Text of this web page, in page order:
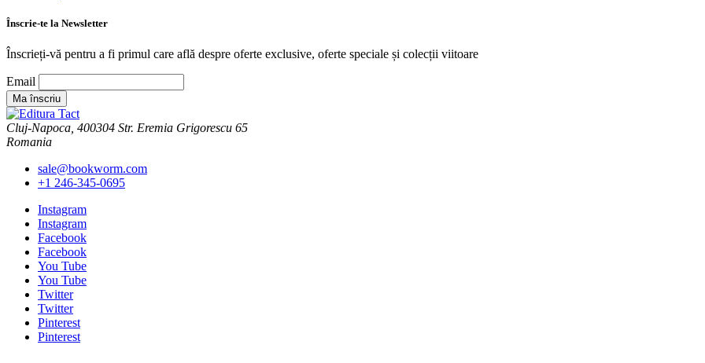
Înscrie-te la Newsletter
Înscrieți-vă pentru a fi primul care află despre oferte exclusive, oferte speciale și colecții viitoare
Email
Cluj-Napoca, 400304 Str. Eremia Grigorescu 65
Romania
sale@bookworm.com
+1 246-345-0695
Instagram
Instagram
Facebook
Facebook
You Tube
You Tube
Twitter
Twitter
Pinterest
Pinterest